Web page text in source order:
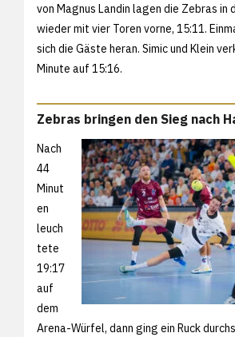
von Magnus Landin lagen die Zebras in
wieder mit vier Toren vorne, 15:11.
sich die Gäste heran. Simic und Klein
Minute auf 15:16.
Zebras bringen den Sieg nach
Nach
44
Minut
en
leuch
tete
19:17
auf
dem
Arena-Würfel, dann ging ein Ruck